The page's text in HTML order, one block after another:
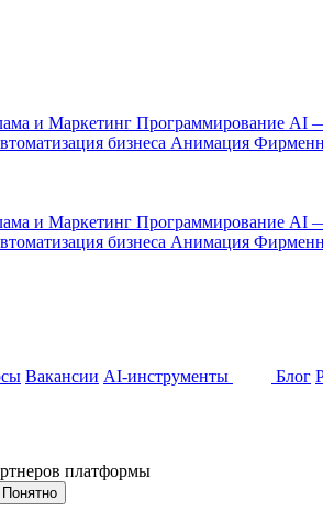
и Маркетинг Программирование AI —
бизнеса Анимация
и Маркетинг Программирование AI —
бизнеса Анимация
Вакансии AI-инструменты Блог
платформы
Понятно